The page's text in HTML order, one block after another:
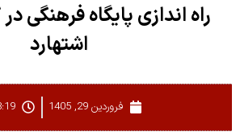
راه اندازی پایگاه فرهنگی
اشتهارد
فروردین 29, 1405 8:19